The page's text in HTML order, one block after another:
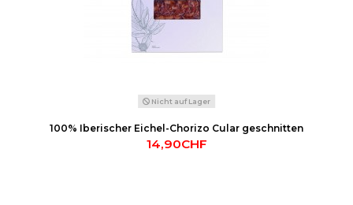
Nicht auf Lager
100% Iberischer Eichel-Chorizo Cular geschnitten
14,90CHF